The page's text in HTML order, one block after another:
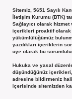
Sitemiz, 5651 Sayılı
İletişim Kurumu (BTK)
Sağlayıcı olarak
içerikleri proaktif olarak
yükümlülüğümüz
yazdıkları içeriklerin
üye olarak bu
Hukuka ve yasal
düşündüğünüz içerikleri,
adresine bildirmeniz
içerisinde sitemizden